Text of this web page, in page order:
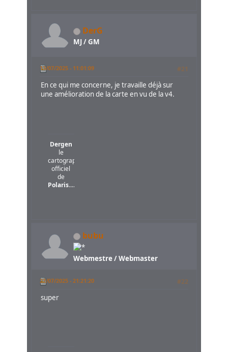
DerG
MJ / GM
13/07/2025 - 11:01:09 #21
En ce qui me concerne, je travaille déjà sur
une amélioration de la carte en vu de la v4.
Dergen
le
cartographe
officiel
de
Polaris....
bubu
Webmestre / Webmaster
22/07/2025 - 21:21:20 #22
super